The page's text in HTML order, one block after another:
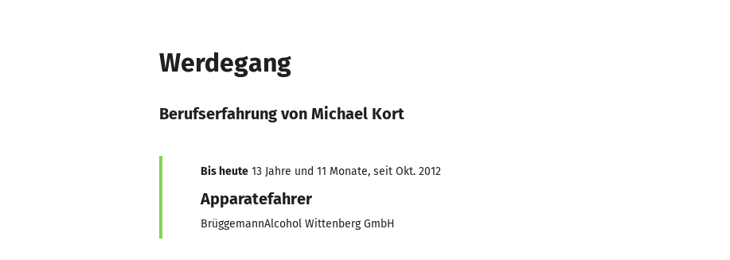
Werdegang
Berufserfahrung von Michael Kort
Bis heute 13 Jahre und 11 Monate, seit Okt. 2012
Apparatefahrer
BrüggemannAlcohol Wittenberg GmbH